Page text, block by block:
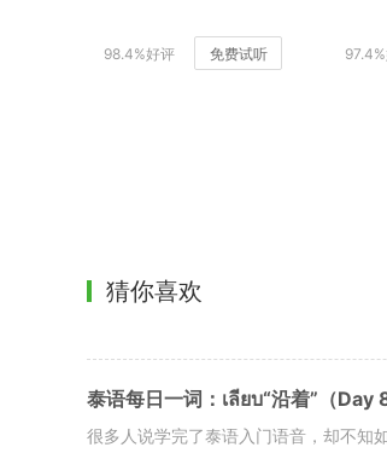
98.4%好评 免费试听
猜你喜欢
泰语每日一词：เลียบ“沿着”（Day
很多人说学完了泰语入门语音，却不知